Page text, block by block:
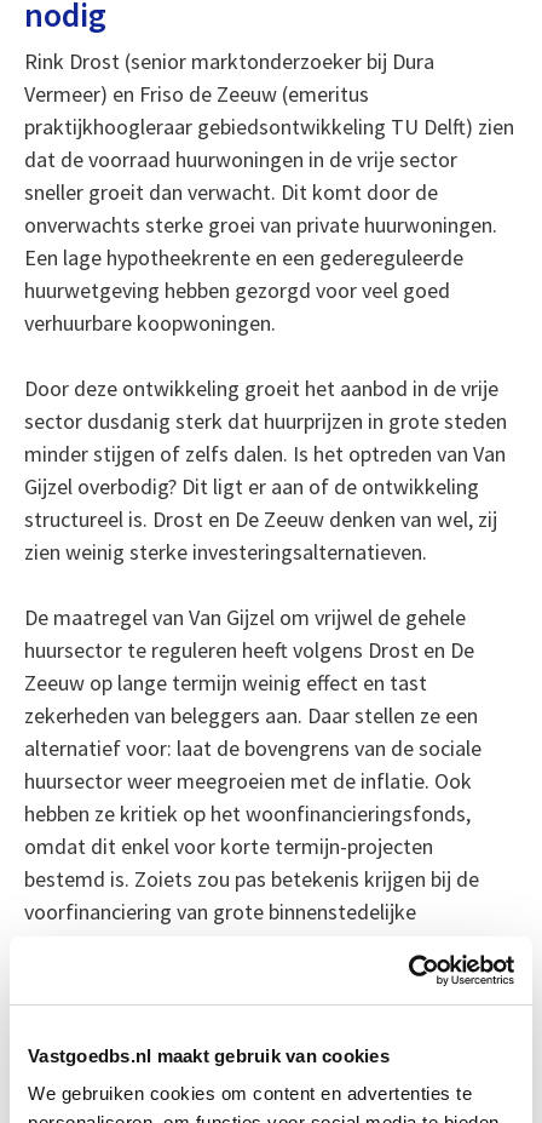
Vastgoedbs.nl maakt gebruik van cookies
We gebruiken cookies om content en advertenties te
nodig
Rink Drost (senior marktonderzoeker bij Dura
Vermeer) en Friso de Zeeuw (emeritus
praktijkhoogleraar gebiedsontwikkeling TU Delft) zien
dat de voorraad huurwoningen in de vrije sector
sneller groeit dan verwacht. Dit komt door de
onverwachts sterke groei van private huurwoningen.
Een lage hypotheekrente en een gedereguleerde
huurwetgeving hebben gezorgd voor veel goed
verhuurbare koopwoningen.
Door deze ontwikkeling groeit het aanbod in de vrije
sector dusdanig sterk dat huurprijzen in grote steden
minder stijgen of zelfs dalen. Is het optreden van Van
Gijzel overbodig? Dit ligt er aan of de ontwikkeling
structureel is. Drost en De Zeeuw denken van wel, zij
zien weinig sterke investeringsalternatieven.
De maatregel van Van Gijzel om vrijwel de gehele
huursector te reguleren heeft volgens Drost en De
Zeeuw op lange termijn weinig effect en tast
zekerheden van beleggers aan. Daar stellen ze een
alternatief voor: laat de bovengrens van de sociale
huursector weer meegroeien met de inflatie. Ook
hebben ze kritiek op het woonfinancieringsfonds,
omdat dit enkel voor korte termijn-projecten
bestemd is. Zoiets zou pas betekenis krijgen bij de
voorfinanciering van grote binnenstedelijke
Daarnaast worden woningbouwplannen buiten
stedelijk gebied als een goede interventie gezien. Het
vergroten van het woningaanbod blijft de beste
manier om betaalbaarheid te waarborgen.